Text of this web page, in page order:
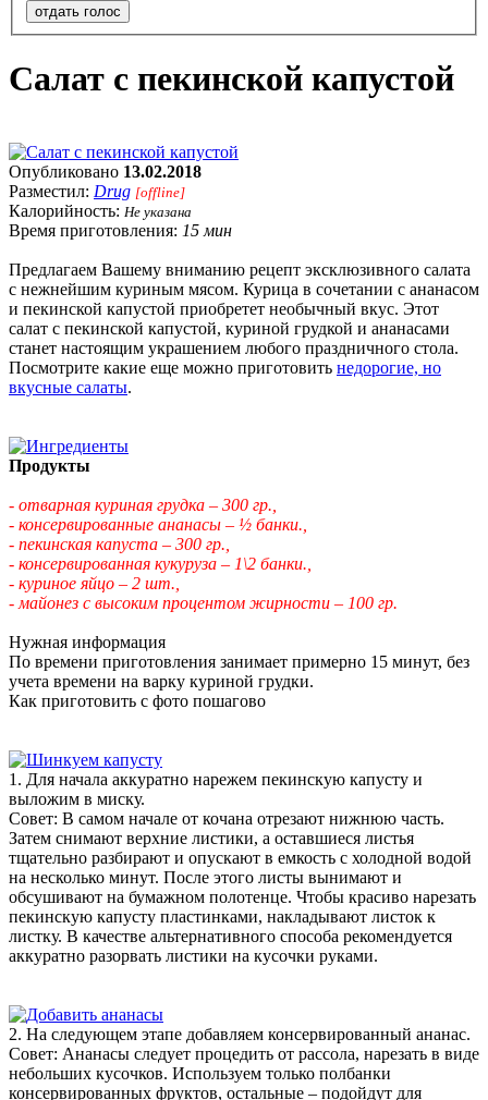
отдать голос
Салат с пекинской капустой
Опубликовано 13.02.2018
Разместил: Drug [offline]
Калорийность: Не указана
Время приготовления: 15 мин
Предлагаем Вашему вниманию рецепт эксклюзивного салата
с нежнейшим куриным мясом. Курица в сочетании с ананасом
и пекинской капустой приобретет необычный вкус. Этот
салат с пекинской капустой, куриной грудкой и ананасами
станет настоящим украшением любого праздничного стола.
Посмотрите какие еще можно приготовить недорогие, но
вкусные салаты.
Продукты
- отварная куриная грудка – 300 гр.,
- консервированные ананасы – ½ банки.,
- пекинская капуста – 300 гр.,
- консервированная кукуруза – 1\2 банки.,
- куриное яйцо – 2 шт.,
- майонез с высоким процентом жирности – 100 гр.
Нужная информация
По времени приготовления занимает примерно 15 минут, без
учета времени на варку куриной грудки.
Как приготовить с фото пошагово
1. Для начала аккуратно нарежем пекинскую капусту и
выложим в миску.
Совет: В самом начале от кочана отрезают нижнюю часть.
Затем снимают верхние листики, а оставшиеся листья
тщательно разбирают и опускают в емкость с холодной водой
на несколько минут. После этого листы вынимают и
обсушивают на бумажном полотенце. Чтобы красиво нарезать
пекинскую капусту пластинками, накладывают листок к
листку. В качестве альтернативного способа рекомендуется
аккуратно разорвать листики на кусочки руками.
2. На следующем этапе добавляем консервированный ананас.
Совет: Ананасы следует процедить от рассола, нарезать в виде
небольших кусочков. Используем только полбанки
консервированных фруктов, остальные – подойдут для